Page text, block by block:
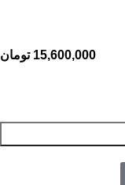
15,600,000 تومان